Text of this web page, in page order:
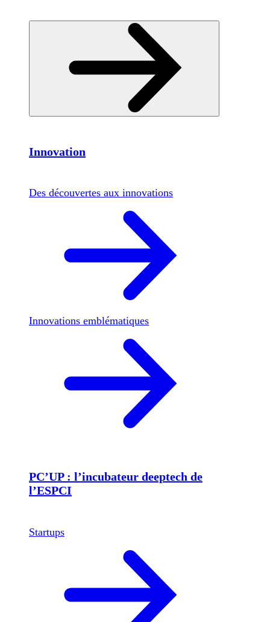
Innovation
Des découvertes aux innovations
Innovations emblématiques
PC’UP : l’incubateur deeptech de
l’ESPCI
Startups